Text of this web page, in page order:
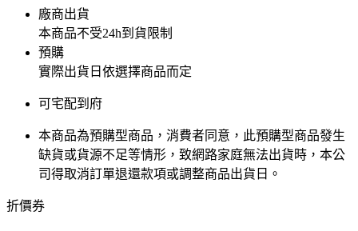
廠商出貨
本商品不受24h到貨限制
預購
實際出貨日依選擇商品而定
可宅配到府
本商品為預購型商品，消費者同意，此預購型商品發生
缺貨或貨源不足等情形，​致網路家庭無法出貨時，本公
司得取消訂單退還款項或調整商品出貨日。
折價券